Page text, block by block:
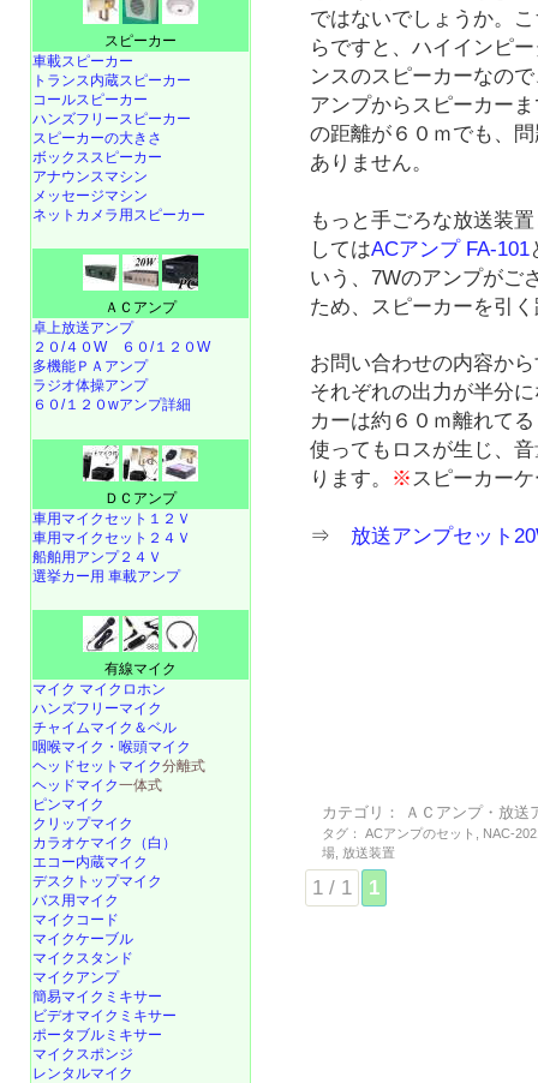
ではないでしょうか。
らですと、ハイインピ
ンスのスピーカーなの
アンプからスピーカー
の距離が６０ｍでも、
ありません。
もっと手ごろな放送装
してはACアンプ FA-101
いう、7Wのアンプがご
ため、スピーカーを引
お問い合わせの内容か
それぞれの出力が半分
カーは約６０ｍ離れて
使ってもロスが生じ、
ります。 ※スピーカー
⇒ 放送アンプセット
カテゴリ： ＡＣアンプ・放送
タグ： ACアンプのセット
NAC-
場 放送装置
1 / 1 1
スピーカー
車載スピーカー
トランス内蔵スピーカー
コールスピーカー
ハンズフリースピーカー
スピーカーの大きさ
ボックススピーカー
アナウンスマシン
メッセージマシン
ネットカメラ用スピーカー
ＡＣアンプ
卓上放送アンプ
２０/４０W
６０/１２０W
多機能ＰＡアンプ
ラジオ体操アンプ
６０/１２０wアンプ詳細
ＤＣアンプ
車用マイクセット１２Ｖ
車用マイクセット２４Ｖ
船舶用アンプ２４Ｖ
選挙カー用 車載アンプ
有線マイク
マイク マイクロホン
ハンズフリーマイク
チャイムマイク＆ベル
咽喉マイク・喉頭マイク
ヘッドセットマイク分離式
ヘッドマイク一体式
ピンマイク
クリップマイク
カラオケマイク（白）
エコー内蔵マイク
デスクトップマイク
バス用マイク
マイクコード
マイクケーブル
マイクスタンド
マイクアンプ
簡易マイクミキサー
ビデオマイクミキサー
ポータブルミキサー
マイクスポンジ
レンタルマイク